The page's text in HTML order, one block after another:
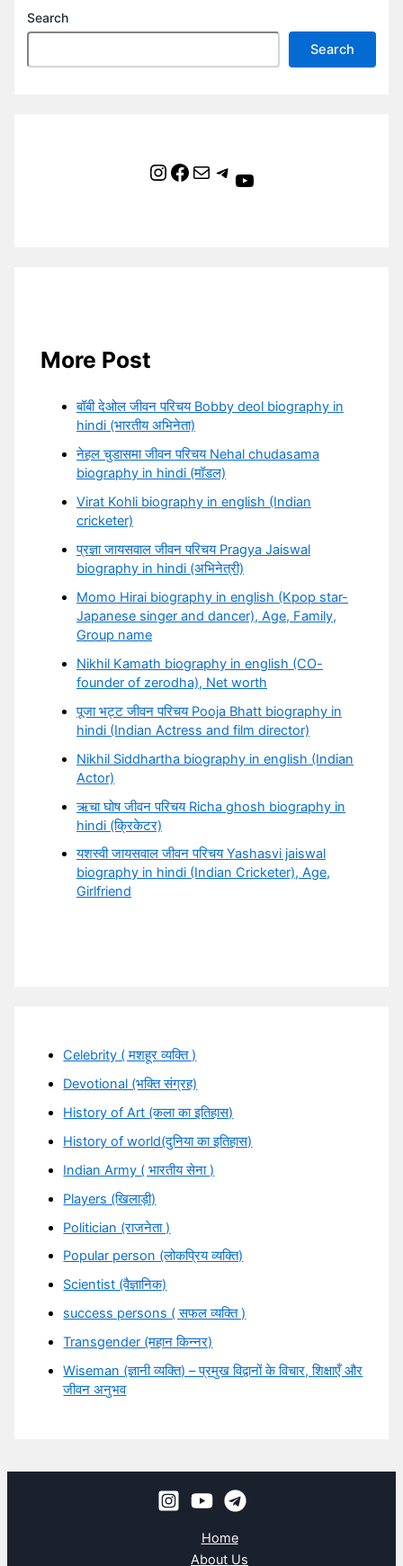
Search
Search
Instagram Facebook Mail Telegram YouTube
More Post
बॉबी देओल जीवन परिचय Bobby deol biography in
hindi (भारतीय अभिनेता)
नेहल चुडासमा जीवन परिचय Nehal chudasama
biography in hindi (मॉडल)
Virat Kohli biography in english (Indian
cricketer)
प्रज्ञा जायसवाल जीवन परिचय Pragya Jaiswal
biography in hindi (अभिनेत्री)
Momo Hirai biography in english (Kpop star-
Japanese singer and dancer), Age, Family,
Group name
Nikhil Kamath biography in english (CO-
founder of zerodha), Net worth
पूजा भट्ट जीवन परिचय Pooja Bhatt biography in
hindi (Indian Actress and film director)
Nikhil Siddhartha biography in english (Indian
Actor)
ऋचा घोष जीवन परिचय Richa ghosh biography in
hindi (क्रिकेटर)
यशस्वी जायसवाल जीवन परिचय Yashasvi jaiswal
biography in hindi (Indian Cricketer), Age,
Girlfriend
Celebrity ( मशहूर व्यक्ति )
Devotional (भक्ति संग्रह)
History of Art (कला का इतिहास)
History of world(दुनिया का इतिहास)
Indian Army ( भारतीय सेना )
Players (खिलाड़ी)
Politician (राजनेता )
Popular person (लोकप्रिय व्यक्ति)
Scientist (वैज्ञानिक)
success persons ( सफल व्यक्ति )
Transgender (महान किन्नर)
Wiseman (ज्ञानी व्यक्ति) – प्रमुख विद्वानों के विचार, शिक्षाएँ और
जीवन अनुभव
Home
About Us